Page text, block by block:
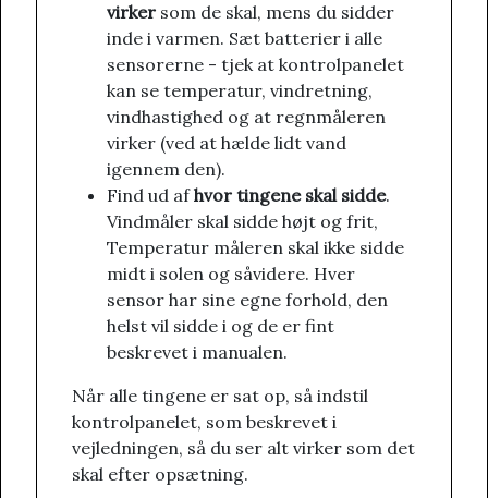
virker som de skal, mens du sidder
inde i varmen. Sæt batterier i alle
sensorerne - tjek at kontrolpanelet
kan se temperatur, vindretning,
vindhastighed og at regnmåleren
virker (ved at hælde lidt vand
igennem den).
Find ud afhvor tingene skal sidde.
Vindmåler skal sidde højt og frit,
Temperatur måleren skal ikke sidde
midt i solen og såvidere. Hver
sensor har sine egne forhold, den
helst vil sidde i og de er fint
beskrevet i manualen.
Når alle tingene er sat op, så indstil
kontrolpanelet, som beskrevet i
vejledningen, så du ser alt virker som det
skal efter opsætning.